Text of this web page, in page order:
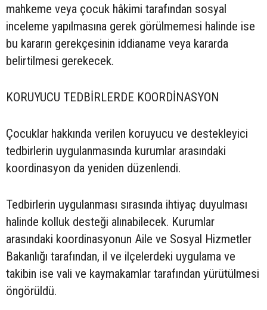
mahkeme veya çocuk hâkimi tarafından sosyal
inceleme yapılmasına gerek görülmemesi halinde ise
bu kararın gerekçesinin iddianame veya kararda
belirtilmesi gerekecek.
KORUYUCU TEDBİRLERDE KOORDİNASYON
Çocuklar hakkında verilen koruyucu ve destekleyici
tedbirlerin uygulanmasında kurumlar arasındaki
koordinasyon da yeniden düzenlendi.
Tedbirlerin uygulanması sırasında ihtiyaç duyulması
halinde kolluk desteği alınabilecek. Kurumlar
arasındaki koordinasyonun Aile ve Sosyal Hizmetler
Bakanlığı tarafından, il ve ilçelerdeki uygulama ve
takibin ise vali ve kaymakamlar tarafından yürütülmesi
öngörüldü.